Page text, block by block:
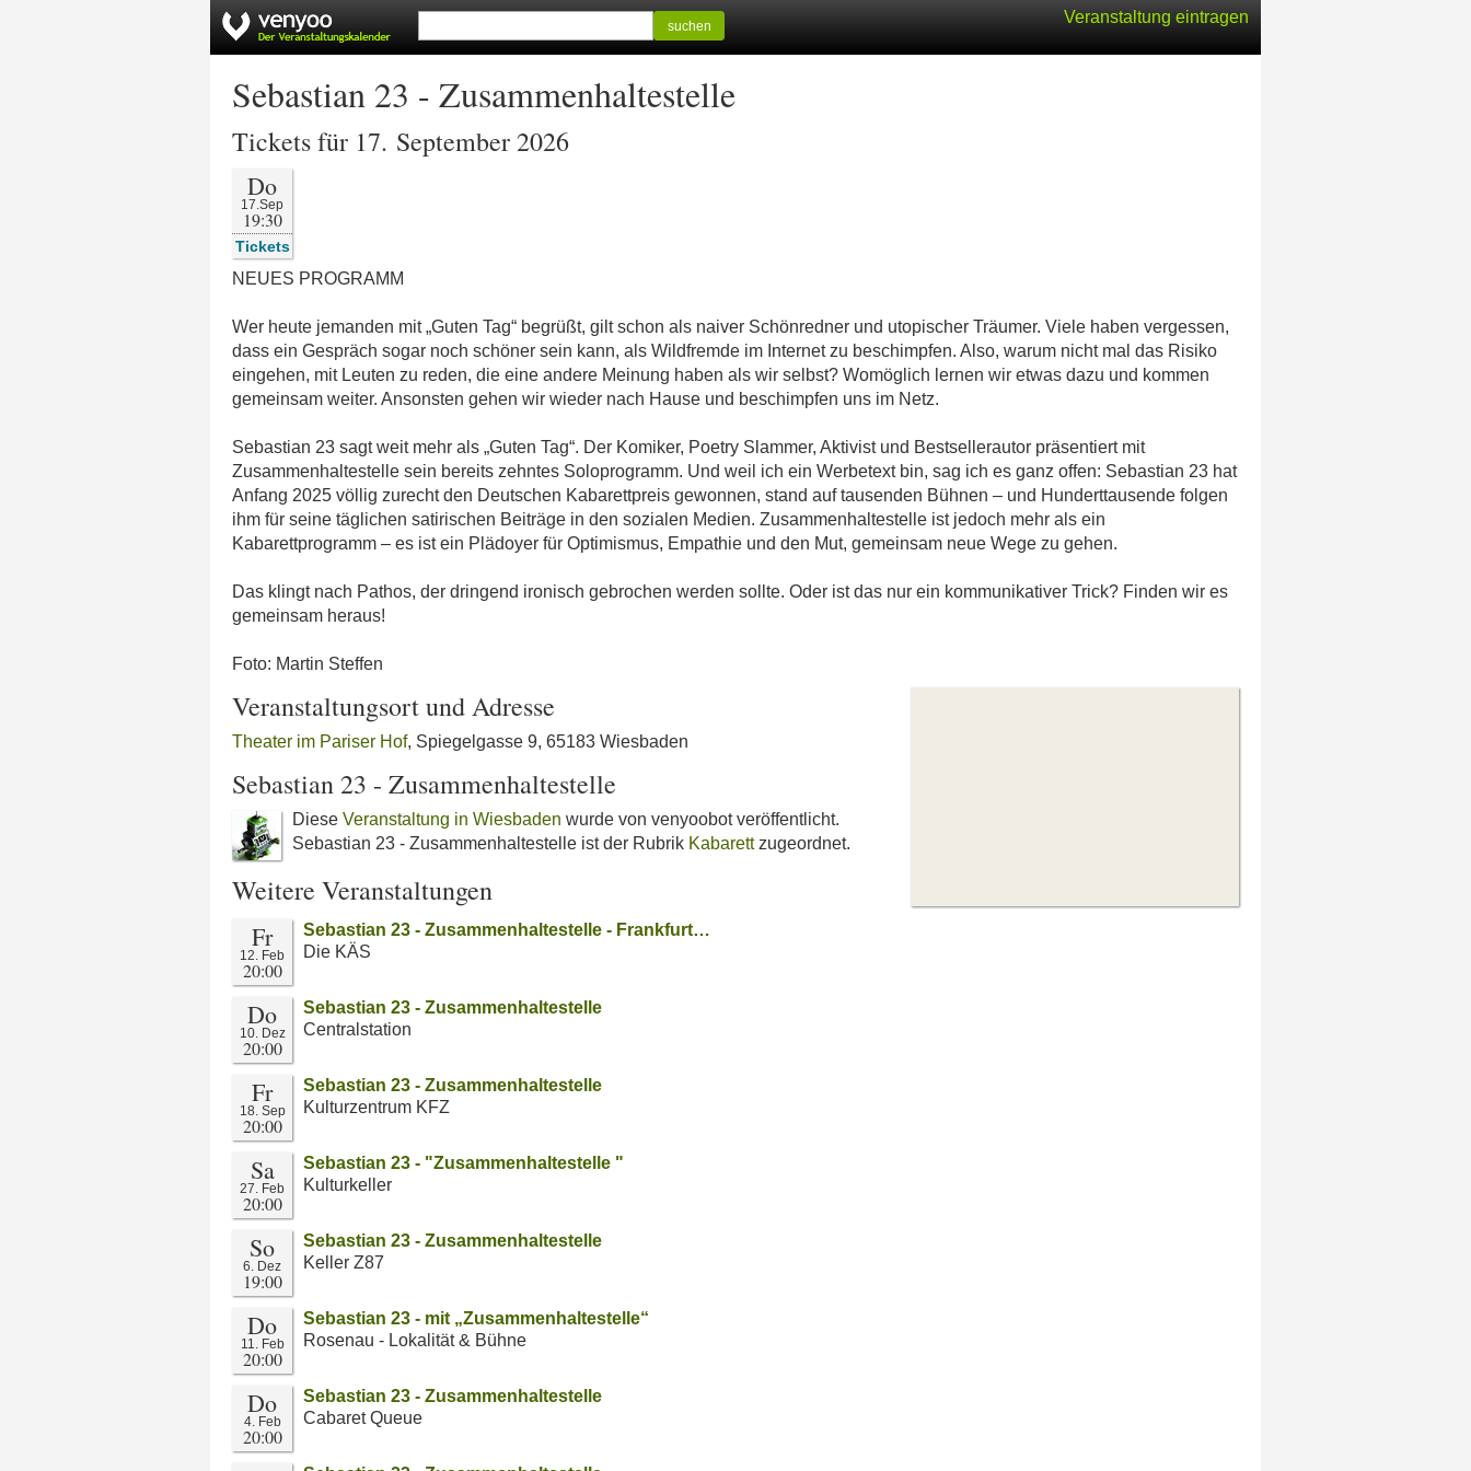
Veranstaltung eintragen
suchen
Sebastian 23 - Zusammenhaltestelle
Tickets für 17. September 2026
Do
17.Sep
19:30
Tickets
NEUES PROGRAMM
Wer heute jemanden mit „Guten Tag“ begrüßt, gilt schon als naiver Schönredner und utopischer Träumer. Viele haben vergessen,
dass ein Gespräch sogar noch schöner sein kann, als Wildfremde im Internet zu beschimpfen. Also, warum nicht mal das Risiko
eingehen, mit Leuten zu reden, die eine andere Meinung haben als wir selbst? Womöglich lernen wir etwas dazu und kommen
gemeinsam weiter. Ansonsten gehen wir wieder nach Hause und beschimpfen uns im Netz.
Sebastian 23 sagt weit mehr als „Guten Tag“. Der Komiker, Poetry Slammer, Aktivist und Bestsellerautor präsentiert mit
Zusammenhaltestelle sein bereits zehntes Soloprogramm. Und weil ich ein Werbetext bin, sag ich es ganz offen: Sebastian 23 hat
Anfang 2025 völlig zurecht den Deutschen Kabarettpreis gewonnen, stand auf tausenden Bühnen – und Hunderttausende folgen
ihm für seine täglichen satirischen Beiträge in den sozialen Medien. Zusammenhaltestelle ist jedoch mehr als ein
Kabarettprogramm – es ist ein Plädoyer für Optimismus, Empathie und den Mut, gemeinsam neue Wege zu gehen.
Das klingt nach Pathos, der dringend ironisch gebrochen werden sollte. Oder ist das nur ein kommunikativer Trick? Finden wir es
gemeinsam heraus!
Foto: Martin Steffen
Veranstaltungsort und Adresse
Theater im Pariser Hof, Spiegelgasse 9, 65183 Wiesbaden
Sebastian 23 - Zusammenhaltestelle
Diese Veranstaltung in Wiesbaden wurde von venyoobot veröffentlicht.
Sebastian 23 - Zusammenhaltestelle ist der Rubrik Kabarettzugeordnet.
Weitere Veranstaltungen
Fr
12. Feb
20:00
Sebastian 23 - Zusammenhaltestelle - Frankfurt…
Die KÄS
Do
10. Dez
20:00
Sebastian 23 - Zusammenhaltestelle
Centralstation
Fr
18. Sep
20:00
Sebastian 23 - Zusammenhaltestelle
Kulturzentrum KFZ
Sa
27. Feb
20:00
Sebastian 23 - "Zusammenhaltestelle "
Kulturkeller
So
6. Dez
19:00
Sebastian 23 - Zusammenhaltestelle
Keller Z87
Do
11. Feb
20:00
Sebastian 23 - mit „Zusammenhaltestelle“
Rosenau - Lokalität & Bühne
Do
4. Feb
20:00
Sebastian 23 - Zusammenhaltestelle
Cabaret Queue